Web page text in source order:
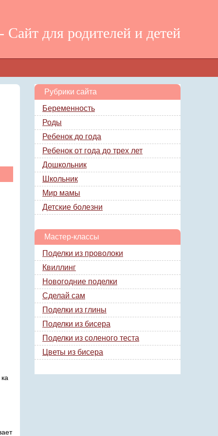
для родителей и детей
Рубрики сайта
Беременность
Роды
Ребенок до года
Ребенок от года до трех лет
Дошкольник
Школьник
Мир мамы
Детские болезни
Мастер-классы
Поделки из проволоки
Квиллинг
Новогодние поделки
Сделай сам
Поделки из глины
Поделки из бисера
Поделки из соленого теста
Цветы из бисера